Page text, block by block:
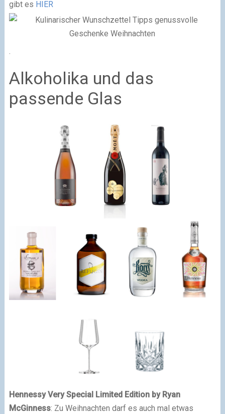
gibt es HIER
.
Alkoholika und das
passende Glas
HennessyVery Special Limited Edition by Ryan
McGinness: Zu Weihnachten darf es auch mal etwas